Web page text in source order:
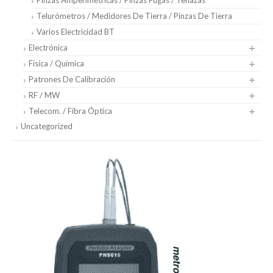
Telurómetros / Medidores De Tierra / Pinzas De Tierra
Varios Electricidad BT
Electrónica
Física / Química
Patrones De Calibración
RF / MW
Telecom. / Fibra Óptica
Uncategorized